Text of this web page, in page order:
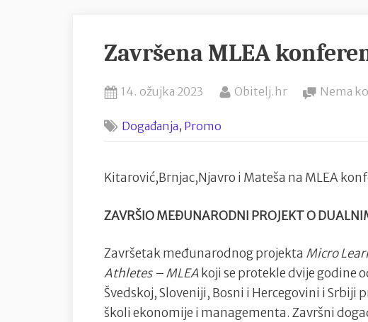
Završena MLEA
Posted
14. ožujka 2023 By
Obitelj.hr Nema
Događanja, Promo
Kitarović,Brnjac,Njavro i Mateša na MLEA
ZAVRŠIO MEĐUNARODNI PROJEKT O
Završetak međunarodnog projekta Micro
Athletes – MLEA koji se protekle dvije godine
Švedskoj, Sloveniji, Bosni i Hercegovini i Srbiji
školi ekonomije i managementa. Završni